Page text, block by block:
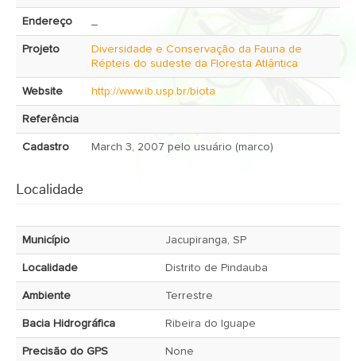
Endereço
Projeto
Diversidade e Conservação da Fauna de
Répteis do sudeste da Floresta Atlântica
Website http://www.ib.usp.br/biota
Referência
Cadastro March 3, 2007 pelo usuário (marco)
Localidade
Município Jacupiranga, SP
Localidade Distrito de Pindauba
Ambiente Terrestre
Bacia Hidrográfica Ribeira do Iguape
Precisão do GPS None